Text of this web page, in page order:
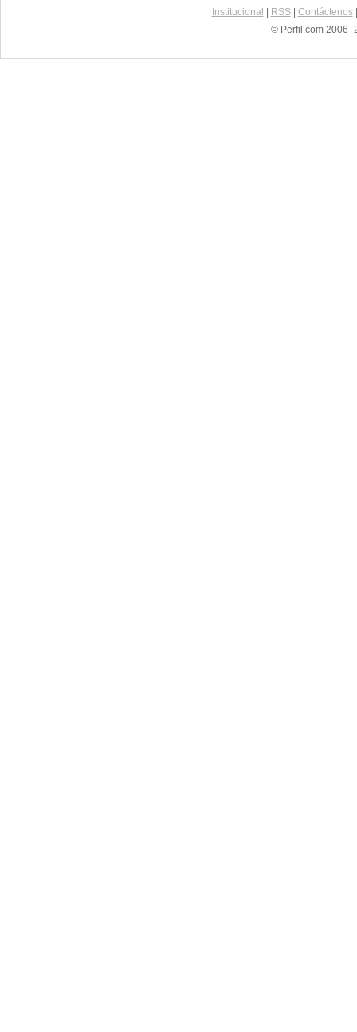
Institucional RSS| Contáctenos
© Perfil.com 2006-